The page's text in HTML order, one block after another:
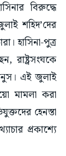
বিরুদ্ধে
শহিদ’দের
হাসিনা-পুত্র
এই জুলাই
মামলা করা
হেনস্তা
প্রকাশ্যে